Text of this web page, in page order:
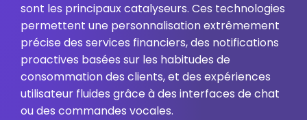
sont les principaux catalyseurs. Ces technologies
permettent une personnalisation extrêmement
précise des services financiers, des notifications
proactives basées sur les habitudes de
consommation des clients, et des expériences
utilisateur fluides grâce à des interfaces de chat
ou des commandes vocales.